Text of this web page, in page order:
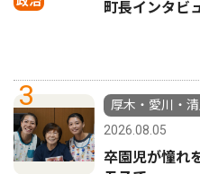
町長インタビ
3
厚木・愛川・清
2026.08.05
卒園児が憧れ